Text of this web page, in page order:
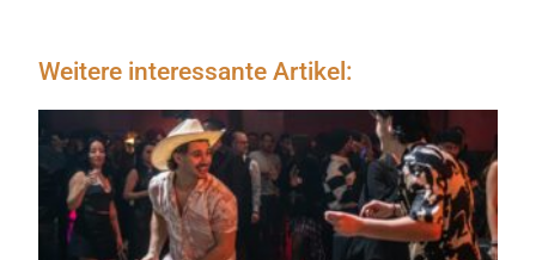
Weitere interessante Artikel: